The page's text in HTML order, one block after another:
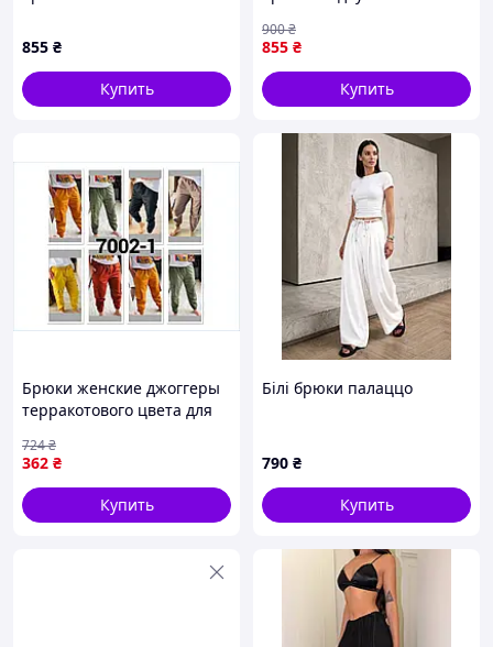
гипюровые брюки SF 0210
855 ₴
Купить
и затяжками внизу HL 210
855 ₴
900₴
Купить
Брюки женские джоггеры
терракотового цвета для
носки размер L ТМ ММС
362 ₴
724₴
Купить
Білі брюки палаццо
790 ₴
Купить